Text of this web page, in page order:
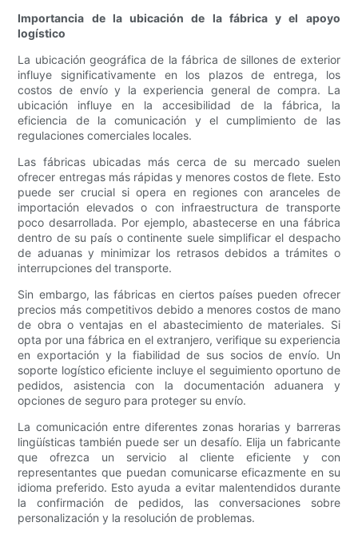
Importancia de la ubicación de la fábrica y el apoyo
logístico
La ubicación geográfica de la fábrica de sillones de exterior
influye significativamente en los plazos de entrega, los
costos de envío y la experiencia general de compra. La
ubicación influye en la accesibilidad de la fábrica, la
eficiencia de la comunicación y el cumplimiento de las
regulaciones comerciales locales.
Las fábricas ubicadas más cerca de su mercado suelen
ofrecer entregas más rápidas y menores costos de flete. Esto
puede ser crucial si opera en regiones con aranceles de
importación elevados o con infraestructura de transporte
poco desarrollada. Por ejemplo, abastecerse en una fábrica
dentro de su país o continente suele simplificar el despacho
de aduanas y minimizar los retrasos debidos a trámites o
interrupciones del transporte.
Sin embargo, las fábricas en ciertos países pueden ofrecer
precios más competitivos debido a menores costos de mano
de obra o ventajas en el abastecimiento de materiales. Si
opta por una fábrica en el extranjero, verifique su experiencia
en exportación y la fiabilidad de sus socios de envío. Un
soporte logístico eficiente incluye el seguimiento oportuno de
pedidos, asistencia con la documentación aduanera y
opciones de seguro para proteger su envío.
La comunicación entre diferentes zonas horarias y barreras
lingüísticas también puede ser un desafío. Elija un fabricante
que ofrezca un servicio al cliente eficiente y con
representantes que puedan comunicarse eficazmente en su
idioma preferido. Esto ayuda a evitar malentendidos durante
la confirmación de pedidos, las conversaciones sobre
personalización y la resolución de problemas.